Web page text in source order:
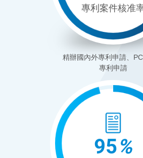
專利案件核准
精辦國內外專利申請、
專利申請
96%